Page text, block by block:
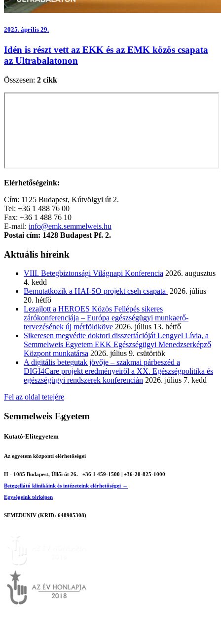
2025. április 29.
Idén is részt vett az EKK és az EMK közös csapata
az Ultrabalatonon
Összesen: 2 cikk
Elérhetőségeink:
Cím: 1125 Budapest, Kútvölgyi út 2.
Tel: +36 1 488 76 00
Fax: +36 1 488 76 10
E-mail: info@emk.semmelweis.hu
Postai cím: 1428 Budapest Pf. 2.
Aktuális híreink
VIII. Betegbiztonsági Világnapi Konferencia 2026. augusztus
4. kedd
Bemutatkozik a HAI-SO projekt cseh csapata 2026. július
20. hétfő
Lezajlott a HEROES Közös Fellépés sikeres
zárókonferenciája – Európa egészségügyi munkaerő-
tervezésének új mérföldköve 2026. július 13. hétfő
Sikeresen megvédte doktori disszertációját Lengyel Lívia, a
Semmelweis Egyetem EKK Egészségügyi Menedzserképző
Központ munkatársa 2026. július 9. csütörtök
A digitális betegutak jövője – szakmai párbeszéd a
DIGI4Care projekt eredményeiről a XX. Egészségpolitika és
egészségügyi rendszerek konferencián 2026. július 7. kedd
Fel az oldal tetejére
Semmelweis Egyetem
Kutató-Elitegyetem
Az egyetem központi elérhetőségei
H - 1085 Budapest, Üllői út 26.
+36 1 459-1500 | +36-20-825-1000
Betegellátó klinikáink és intézeteink elérhetőségei →
Egységeink térképen
SEMEDUNIV (KRID: 648905308)